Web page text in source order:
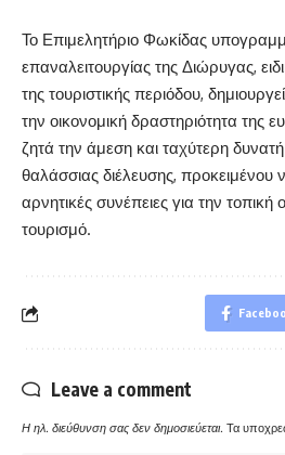
Το Επιμελητήριο Φωκίδας
επαναλειτουργίας της Διώρυγας,
της τουριστικής περιόδου,
την οικονομική δραστηριότητα της
ζητά την άμεση και ταχύτερη
θαλάσσιας διέλευσης, προκειμένου
αρνητικές συνέπειες για την τοπική
τουρισμό.
Leave a comment
Η ηλ. διεύθυνση σας δεν δημοσιεύεται. Τα